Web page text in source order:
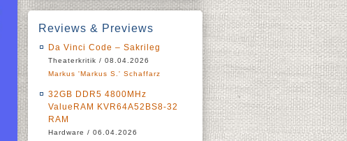
Reviews & Previews
Da Vinci Code – Sakrileg
Theaterkritik / 08.04.2026
Markus 'Markus S.' Schaffarz
32GB DDR5 4800MHz
ValueRAM KVR64A52BS8-32
RAM
Hardware / 06.04.2026